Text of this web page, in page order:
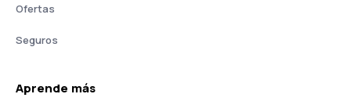
Ofertas
Seguros
Aprende más